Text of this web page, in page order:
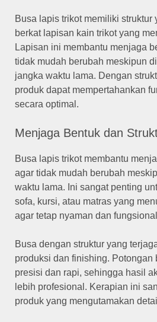
Busa lapis trikot memiliki struktur
berkat lapisan kain trikot yang
Lapisan ini membantu menjaga
tidak mudah berubah meskipun
jangka waktu lama. Dengan
produk dapat mempertahankan
secara optimal.
Menjaga Bentuk dan
Busa lapis trikot membantu
agar tidak mudah berubah
waktu lama. Ini sangat penting
sofa, kursi, atau matras yang
agar tetap nyaman dan
Busa dengan struktur yang
produksi dan finishing. Potongan
presisi dan rapi, sehingga hasil
lebih profesional. Kerapian ini
produk yang mengutamakan